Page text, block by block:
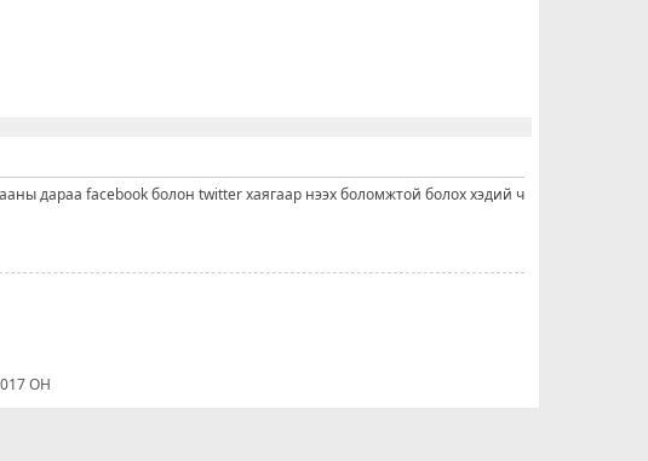
дараа facebook болон twitter хаягаар нээх боломжтой болох хэдий ч
ОН